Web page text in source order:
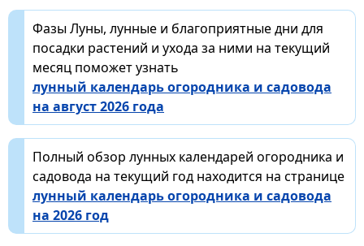
Фазы Луны, лунные и благоприятные дни для
посадки растений и ухода за ними на текущий
месяц поможет узнать
лунный календарь огородника и садовода
на август 2026 года
Полный обзор лунных календарей огородника и
садовода на текущий год находится на странице
лунный календарь огородника и садовода
на 2026 год